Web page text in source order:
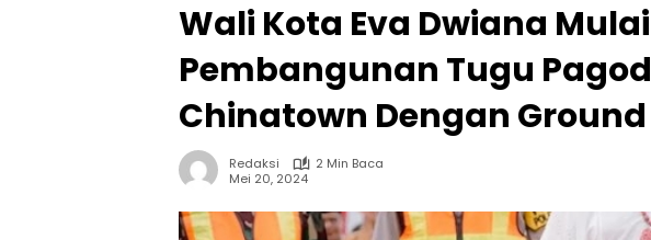
Wali Kota Eva Dwiana Mulai
Pembangunan Tugu
Chinatown Dengan
Redaksi
2 Min Baca
Mei 20, 2024